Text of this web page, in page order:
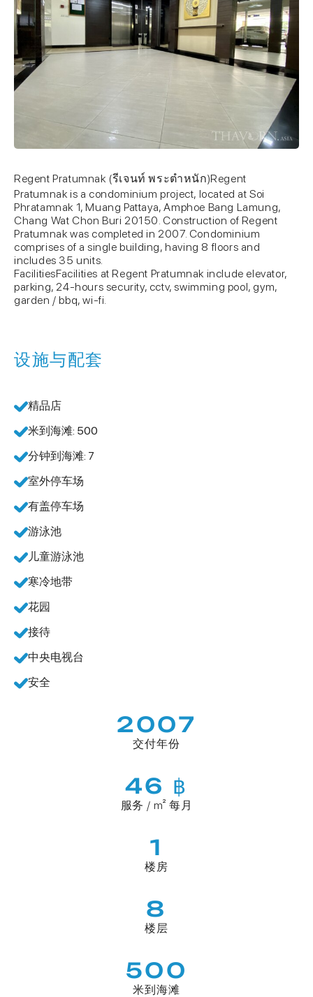
Regent Pratumnak (รีเจนท์ พระตำหนัก)Regent
Pratumnak is a condominium project, located at Soi
Phratamnak 1, Muang Pattaya, Amphoe Bang Lamung,
Chang Wat Chon Buri 20150. Construction of Regent
Pratumnak was completed in 2007. Condominium
comprises of a single building, having 8 floors and
includes 35 units.
FacilitiesFacilities at Regent Pratumnak include elevator,
parking, 24-hours security, cctv, swimming pool, gym,
garden / bbq, wi-fi.
设施与配套
精品店
米到海滩: 500
分钟到海滩: 7
室外停车场
有盖停车场
游泳池
儿童游泳池
寒冷地带
花园
接待
中央电视台
安全
2007
交付年份
46 ฿
服务 / m² 每月
1
楼房
8
楼层
500
米到海滩